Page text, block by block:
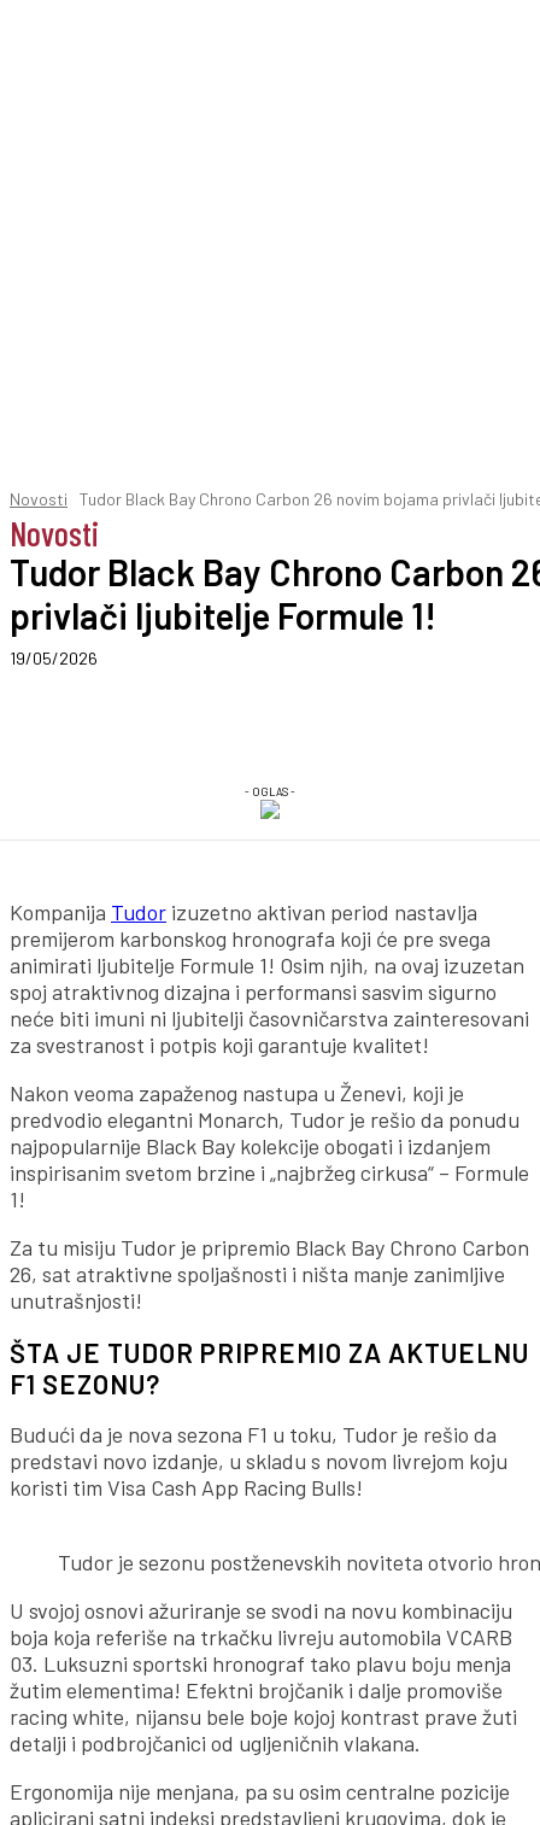
Novosti Tudor Black Bay Chrono Carbon 26 novim bojama privlači
Novosti
Tudor Black Bay Chrono Carbon
privlači ljubitelje Formule 1!
19/05/2026
- OGLAS -
Kompanija Tudor izuzetno aktivan period nastavlja
premijerom karbonskog hronografa koji će pre svega
animirati ljubitelje Formule 1! Osim njih, na ovaj izuzetan
spoj atraktivnog dizajna i performansi sasvim sigurno
neće biti imuni ni ljubitelji časovničarstva zainteresovani
za svestranost i potpis koji garantuje kvalitet!
Nakon veoma zapaženog nastupa u Ženevi, koji je
predvodio elegantni Monarch, Tudor je rešio da ponudu
najpopularnije Black Bay kolekcije obogati i izdanjem
inspirisanim svetom brzine i „najbržeg cirkusa“ – Formule
1!
Za tu misiju Tudor je pripremio Black Bay Chrono Carbon
26, sat atraktivne spoljašnosti i ništa manje zanimljive
unutrašnjosti!
ŠTA JE TUDOR PRIPREMIO ZA AKTUELNU
F1 SEZONU?
Budući da je nova sezona F1 u toku, Tudor je rešio da
predstavi novo izdanje, u skladu s novom livrejom koju
koristi tim Visa Cash App Racing Bulls!
Tudor je sezonu postženevskih noviteta otvorio
U svojoj osnovi ažuriranje se svodi na novu kombinaciju
boja koja referiše na trkačku livreju automobila VCARB
03. Luksuzni sportski hronograf tako plavu boju menja
žutim elementima! Efektni brojčanik i dalje promoviše
racing white, nijansu bele boje kojoj kontrast prave žuti
detalji i podbrojčanici od ugljeničnih vlakana.
Ergonomija nije menjana, pa su osim centralne pozicije
aplicirani satni indeksi predstavljeni krugovima, dok je